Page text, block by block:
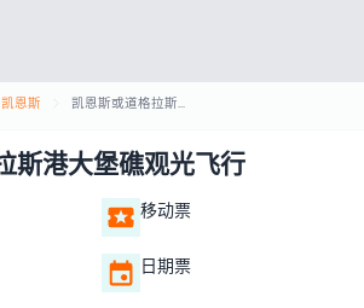
凯恩斯 凯恩斯或道格拉斯港大堡礁观光飞行
斯港大堡礁观光飞行
移动票
日期票